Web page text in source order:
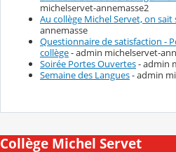
michelservet-annemasse2
Au collège Michel Servet, on sait
annemasse
Questionnaire de satisfaction -
collège- admin michelservet-
Soirée Portes Ouvertes- admin
Semaine des Langues- admin
Collège Michel Servet